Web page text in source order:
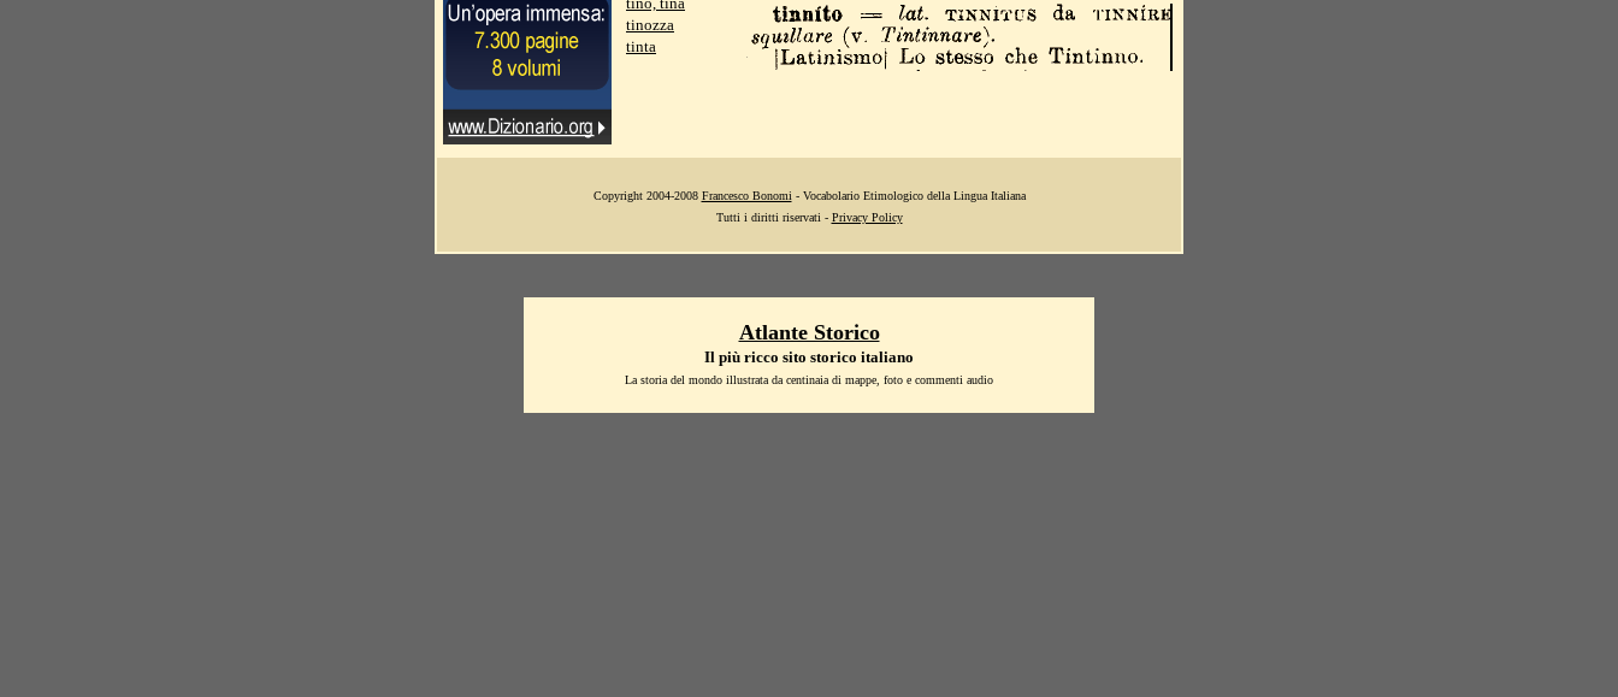
tinozza
tinta
Copyright 2004-2008 Francesco Bonomi - Vocabolario Etimologico della Lingua Italiana
Tutti i diritti riservati - Privacy Policy
Atlante Storico
Il più ricco sito storico italiano
La storia del mondo illustrata da centinaia di mappe, foto e commenti audio